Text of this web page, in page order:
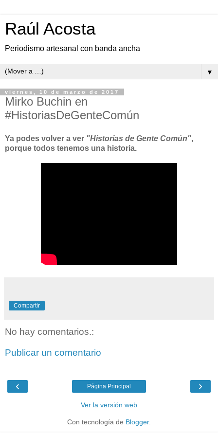
Raúl Acosta
Periodismo artesanal con banda ancha
▼
viernes, 10 de marzo de 2017
Mirko Buchin en
#HistoriasDeGenteComún
Ya podes volver a ver "Historias de Gente Común",
porque todos tenemos una historia.
Compartir
No hay comentarios.:
Publicar un comentario
‹ ›
Página Principal
Ver la versión web
Con tecnología de Blogger.